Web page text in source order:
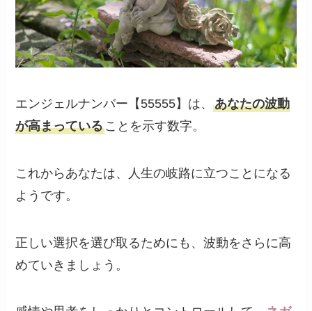
エンジェルナンバー【55555】は、あなたの波動
が高まっていることを示す数字。
これからあなたは、人生の岐路に立つことになる
ようです。
正しい選択を選び取るためにも、波動をさらに高
めていきましょう。